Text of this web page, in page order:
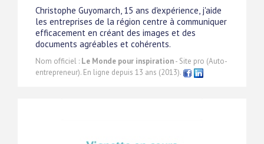
Christophe Guyomarch, 15 ans d'expérience, j'aide
les entreprises de la région centre à communiquer
efficacement en créant des images et des
documents agréables et cohérents.
Nom officiel : Le Monde pour inspiration- Site pro (Auto-
entrepreneur). En ligne depuis 13 ans (2013).